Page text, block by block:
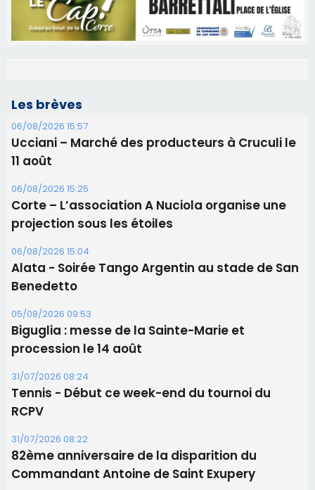
Les brèves
06/08/2026 15:57
Ucciani – Marché des producteurs à Cruculi le
11 août
06/08/2026 15:25
Corte – L’association A Nuciola organise une
projection sous les étoiles
06/08/2026 15:04
Alata - Soirée Tango Argentin au stade de San
Benedetto
05/08/2026 09:53
Biguglia : messe de la Sainte-Marie et
procession le 14 août